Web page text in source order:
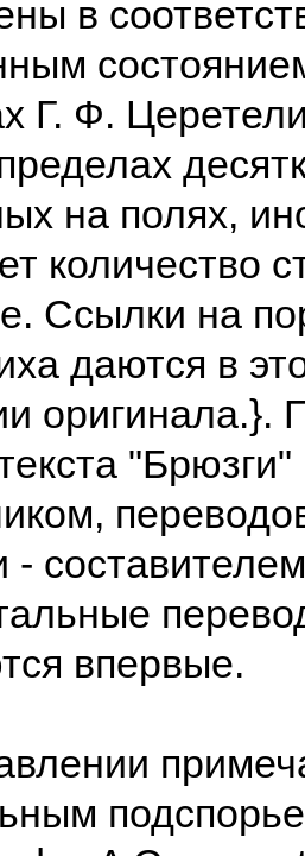
в
Г. Ф.
на полях,
количество
Ссылки на
даются в
оригинала.}.
-
впервые.